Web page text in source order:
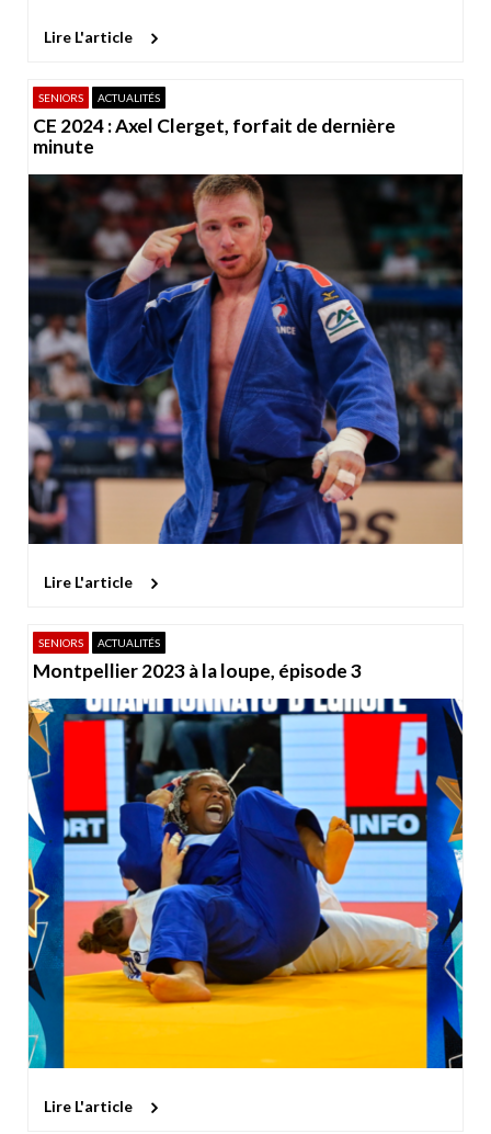
Lire L'article
SENIORS ACTUALITÉS
CE 2024 : Axel Clerget, forfait de dernière
minute
Lire L'article
SENIORS ACTUALITÉS
Montpellier 2023 à la loupe, épisode 3
Lire L'article